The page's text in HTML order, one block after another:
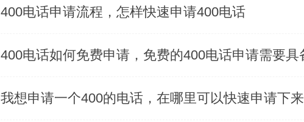
400电话申请流程，怎样快速申请400电话
我想申请一个400的电话，在哪里可以快速申请下来